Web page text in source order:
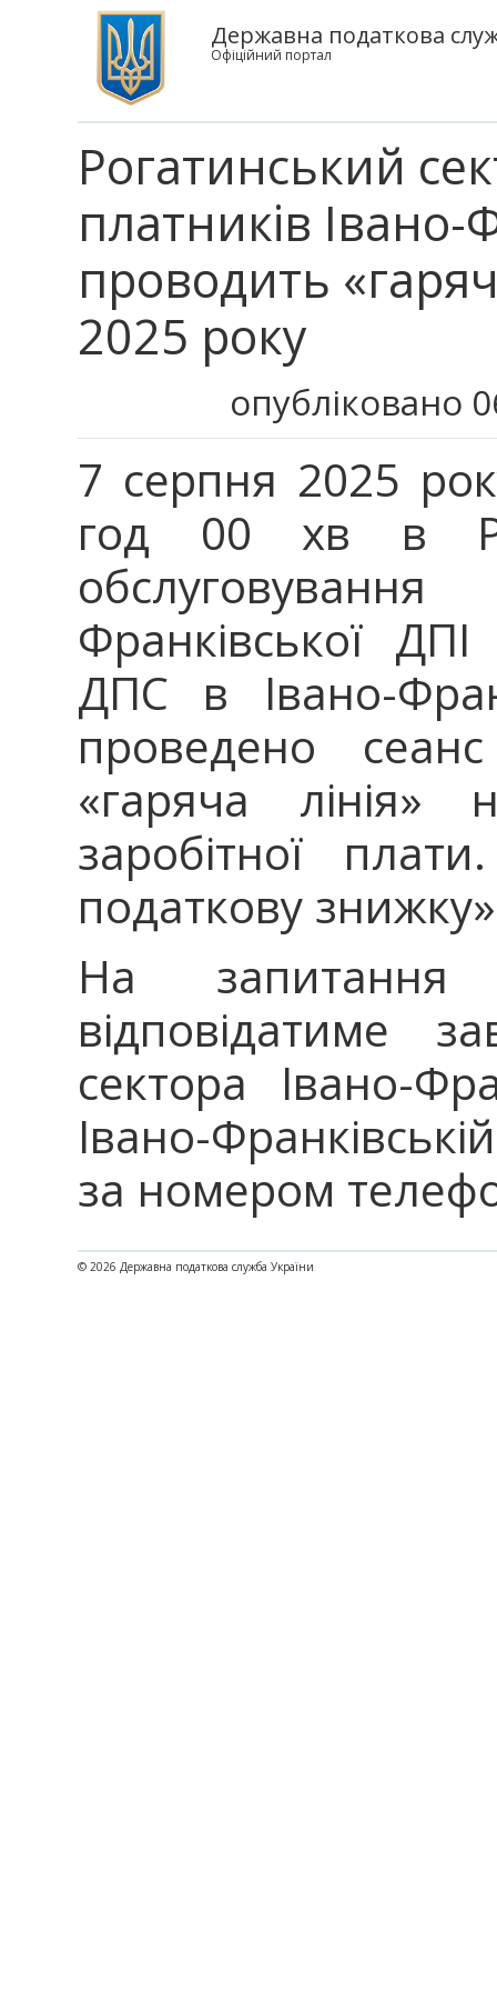
Державна податкова
Офіційний портал
Рогатинський
платників Івано-
проводить
2025 року
опубліковано
7 серпня 2025
год 00 хв в
Франківської
ДПС в Івано-
проведено
«гаряча лінія»
заробітної
податкову
На запитання
відповідатиме
сектора Івано-
Івано-
за номером
© 2026 Державна податкова служба України